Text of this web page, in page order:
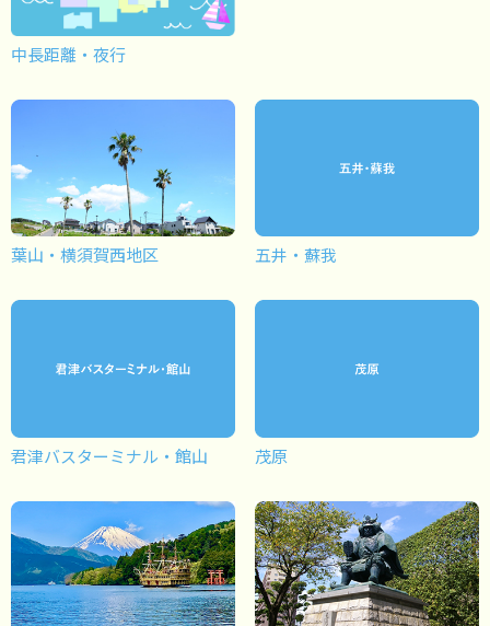
中長距離・夜行
葉山・横須賀西地区 五井・蘇我
君津バスターミナル・館山 茂原